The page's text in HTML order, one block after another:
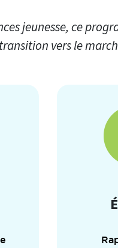
jeunesse, ce
vers le